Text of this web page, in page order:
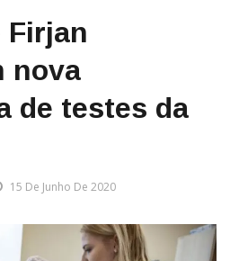
Firjan
nova
de testes da
15 De Junho De 2020